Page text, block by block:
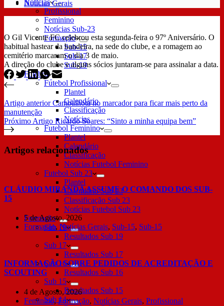
Notícias
Profissional
Feminino
Notícias Sub-23
Formação
Sub-15
Sub-17
Sub-19
Futebol
Futebol Profissional
Plantel
Calendário
Classificação
Notícias
Futebol Feminino
Plantel
Calendário
Classificação
Notícias Futebol Feminino
Futebol Sub 23
Plantel
Calendário Sub 23
Classificação Sub 23
Notícias Futebol Sub 23
Formação
Sub 19
Resultados Sub 19
Sub 17
Resultados Sub 17
Sub 16
Resultados Sub 16
Sub 15
Resultados Sub 15
Sub 14
Notícias Gerais
O Gil Vicente FC celebrou esta segunda-feira o 97º Aniversário. O
habitual hastear da bandeira, na sede do clube, e a romagem ao
cemitério marcaram o dia 3 de maio.
A direção do clube e alguns sócios juntaram-se para assinalar a data.
Artigo anteriorCambalhota no marcador para ficar mais perto da
manutenção
Próximo Artigo Ricardo Soares: “Sinto a minha equipa bem”
Artigos relacionados
CLÁUDIO MIRANDA ASSUME O COMANDO DOS SUB-
15
5 de Agosto, 2026
Formação,Notícias Gerais, Sub-15, Sub-15
INFORMAÇÃO SOBRE PEDIDOS DE ACREDITAÇÃO E
SCOUTING
4 de Agosto, 2026
Feminino,Formação, Notícias Gerais, Profissional